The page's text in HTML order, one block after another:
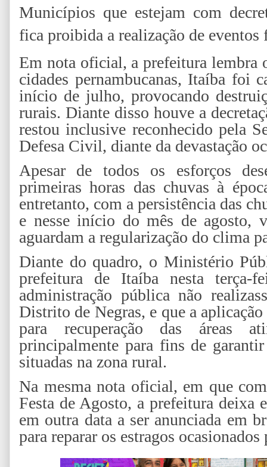
Municípios que estejam com
fica proibida a realização de eventos
Em nota oficial, a prefeitura lembra
cidades pernambucanas, Itaíba foi
início de julho, provocando
rurais. Diante disso houve a
restou inclusive reconhecido pela
Defesa Civil, diante da devastação
Apesar de todos os esforços
primeiras horas das chuvas à
entretanto, com a persistência das
e nesse início do mês de agosto,
aguardam a regularização do clima
Diante do quadro, o Ministério
prefeitura de Itaíba nesta terça-
administração pública não
Distrito de Negras, e que a
para recuperação das áreas
principalmente para fins de
situadas na zona rural.
Na mesma nota oficial, em que
Festa de Agosto, a prefeitura deixa
em outra data a ser anunciada em
para reparar os estragos